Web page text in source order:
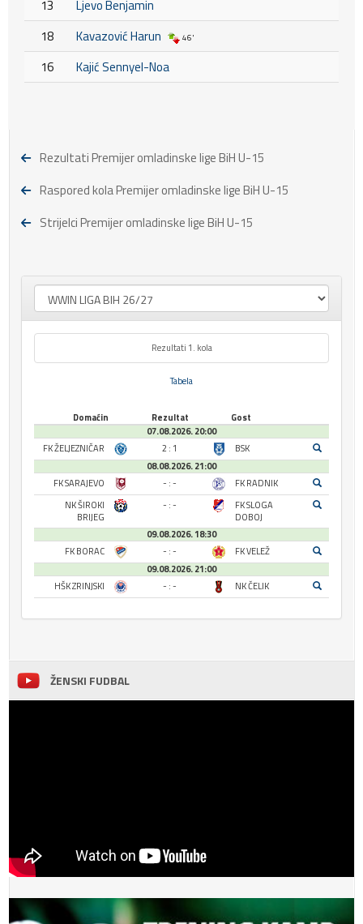
13
Ljevo Benjamin
18
Kavazović Harun 46'
16 Kajić Sennyel-Noa
Rezultati Premijer omladinske lige BiH U-15
Raspored kola Premijer omladinske lige BiH U-15
Strijelci Premijer omladinske lige BiH U-15
Rezultati 1. kola
Tabela
Domaćin Rezultat
Gost
07.08.2026. 20:00
FK ŽELJEZNIČAR
2 : 1
BSK
08.08.2026. 21:00
FK SARAJEVO
- : -
FK RADNIK
NK ŠIROKI
BRIJEG
- : -
FK SLOGA
DOBOJ
09.08.2026. 18:30
FK BORAC
- : -
FK VELEŽ
09.08.2026. 21:00
HŠK ZRINJSKI
- : - NK ČELIK
ŽENSKI FUDBAL